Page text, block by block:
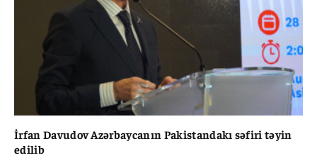
İrfan Davudov Azərbaycanın Pakistandakı səfiri təyin
edilib